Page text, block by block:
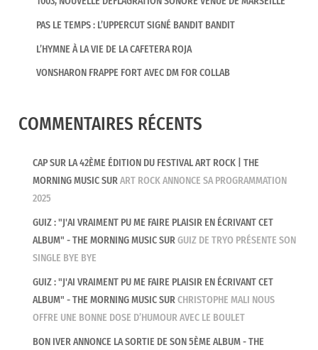
PAS LE TEMPS : L’UPPERCUT SIGNÉ BANDIT BANDIT
L’HYMNE À LA VIE DE LA CAFETERA ROJA
VONSHARON FRAPPE FORT AVEC DM FOR COLLAB
COMMENTAIRES RÉCENTS
CAP SUR LA 42ÈME ÉDITION DU FESTIVAL ART ROCK | THE
MORNING MUSICSURART ROCK ANNONCE SA PROGRAMMATION
2025
GUIZ : "J'AI VRAIMENT PU ME FAIRE PLAISIR EN ÉCRIVANT CET
ALBUM" - THE MORNING MUSICSURGUIZ DE TRYO PRÉSENTE SON
SINGLE BYE BYE
GUIZ : "J'AI VRAIMENT PU ME FAIRE PLAISIR EN ÉCRIVANT CET
ALBUM" - THE MORNING MUSICSURCHRISTOPHE MALI NOUS
OFFRE UNE BONNE DOSE D’HUMOUR AVEC LE BOULET
BON IVER ANNONCE LA SORTIE DE SON 5ÈME ALBUM - THE